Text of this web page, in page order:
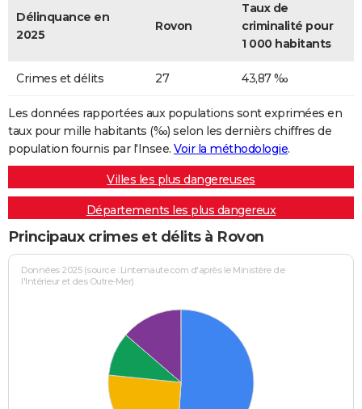
Délinquance en
2025
Rovon
Taux de
criminalité pour
1 000 habitants
Crimes et délits 27 43,87 ‰
Les données rapportées aux populations sont exprimées en
taux pour mille habitants (‰) selon les dernièrs chiffres de
population fournis par l'Insee. Voir la méthodologie.
Villes les plus dangereuses
Départements les plus dangereux
Principaux crimes et délits à Rovon
Données 2025 (source : Linternaute.com d'après le Ministère de
l'Intérieur et des Outre-Mer)